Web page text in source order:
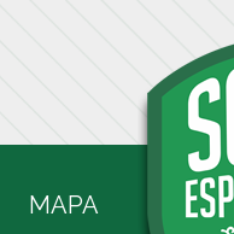
MAPA